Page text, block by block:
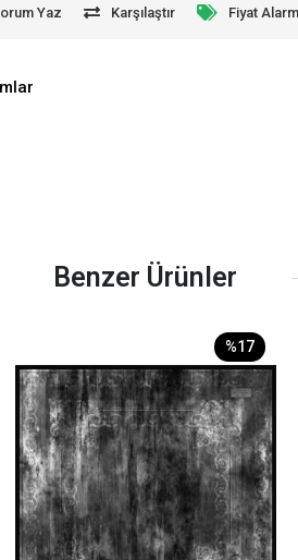
Yaz Karşılaştır Fiyat
Benzer Ürünler
%17